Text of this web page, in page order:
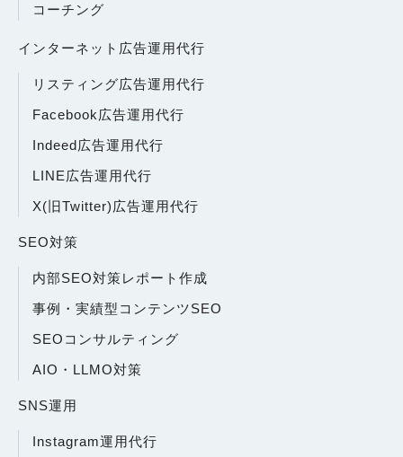
コーチング
インターネット広告運用代行
リスティング広告運用代行
Facebook広告運用代行
Indeed広告運用代行
LINE広告運用代行
X(旧Twitter)広告運用代行
SEO対策
内部SEO対策レポート作成
事例・実績型コンテンツSEO
SEOコンサルティング
AIO・LLMO対策
SNS運用
Instagram運用代行